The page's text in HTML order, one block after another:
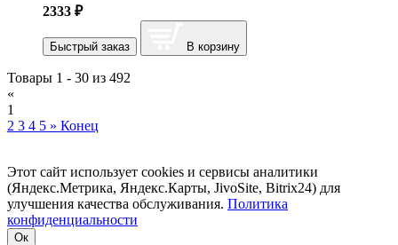
2333 ₽
Быстрый заказ В корзину
Товары 1 - 30 из 492
«
1
2 3 4 5 » Конец
Этот сайт использует cookies и сервисы аналитики
(Яндекс.Метрика, Яндекс.Карты, JivoSite, Bitrix24) для
улучшения качества обслуживания. Политика
конфиденциальности
Ок